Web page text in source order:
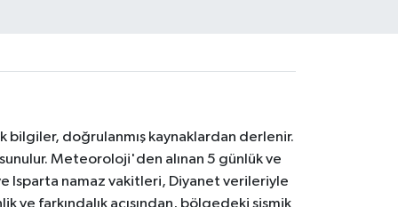
bilgiler, doğrulanmış kaynaklardan derlenir.
Meteoroloji'den alınan 5 günlük ve
Isparta namaz vakitleri, Diyanet verileriyle